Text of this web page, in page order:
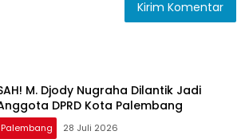
M. Djody Nugraha Dilantik Jadi
DPRD Kota Palembang
Palembang 28 Juli 2026